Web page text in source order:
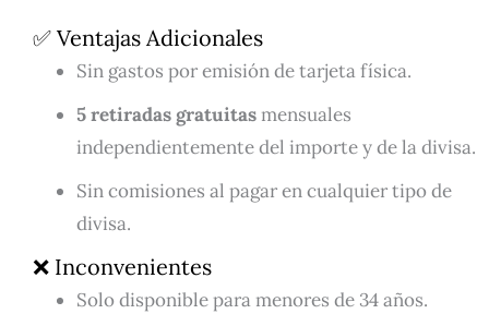
✅ Ventajas Adicionales
Sin gastos por emisión de tarjeta física.
5 retiradas gratuitasmensuales
independientemente del importe y de la divisa.
Sin comisiones al pagar en cualquier tipo de
divisa.
❌ Inconvenientes
Solo disponible para menores de 34 años.